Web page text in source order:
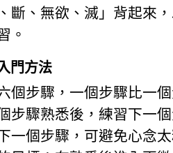
斷、無欲、滅」背起來
。
門方法
個步驟，一個步驟比一
步驟熟悉後，練習下一
一個步驟，可避免心念